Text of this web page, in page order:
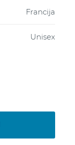
Francija
Unisex